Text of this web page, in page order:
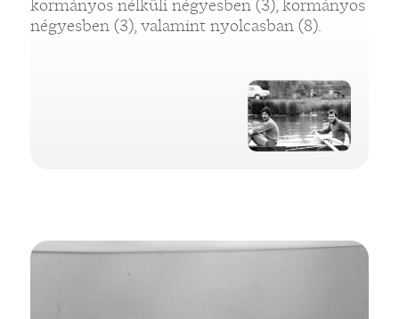
kormányos nélküli négyesben (3), kormányos
négyesben (3), valamint nyolcasban (8).